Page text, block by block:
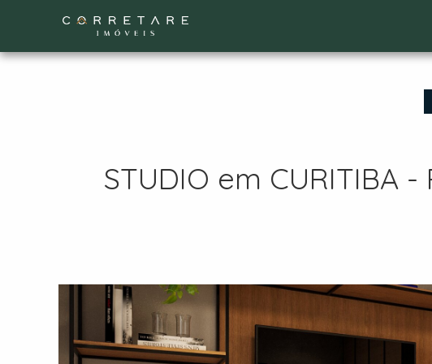
STUDIO em CURITIBA